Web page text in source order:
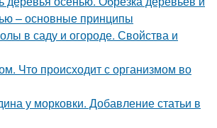
– основные принципы
в саду и огороде. Свойства и
Что происходит с организмом во
у морковки. Добавление статьи в